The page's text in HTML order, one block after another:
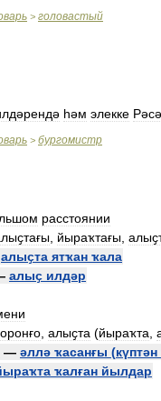
> головастый
һәм элекке
> бургомистр
расстоянии
йыраҡтағы
алыҫта ятҡан ҡала
алыҫ илдәр
алыҫта (йыраҡта
— әллә ҡасанғы (күптән
ҡалған йылдар